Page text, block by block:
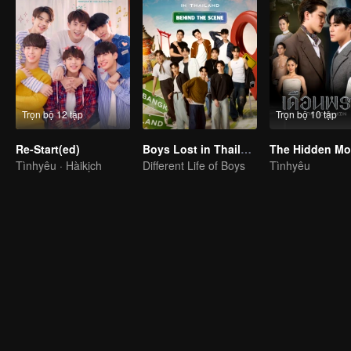
Trọn bộ 12 tập
Re-Start(ed)
Tìnhyêu · Hàikịch
Boys Lost in Thailand·Behind the Scene
Different Life of Boys
Trọn bộ 10 tập
The Hidden
Tìnhyêu